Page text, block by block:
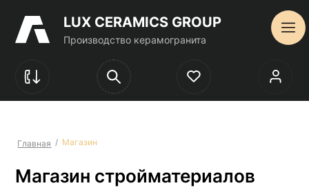
LUX CERAMICS GROUP
Производство керамогранита
Главная / Магазин
Магазин стройматериалов